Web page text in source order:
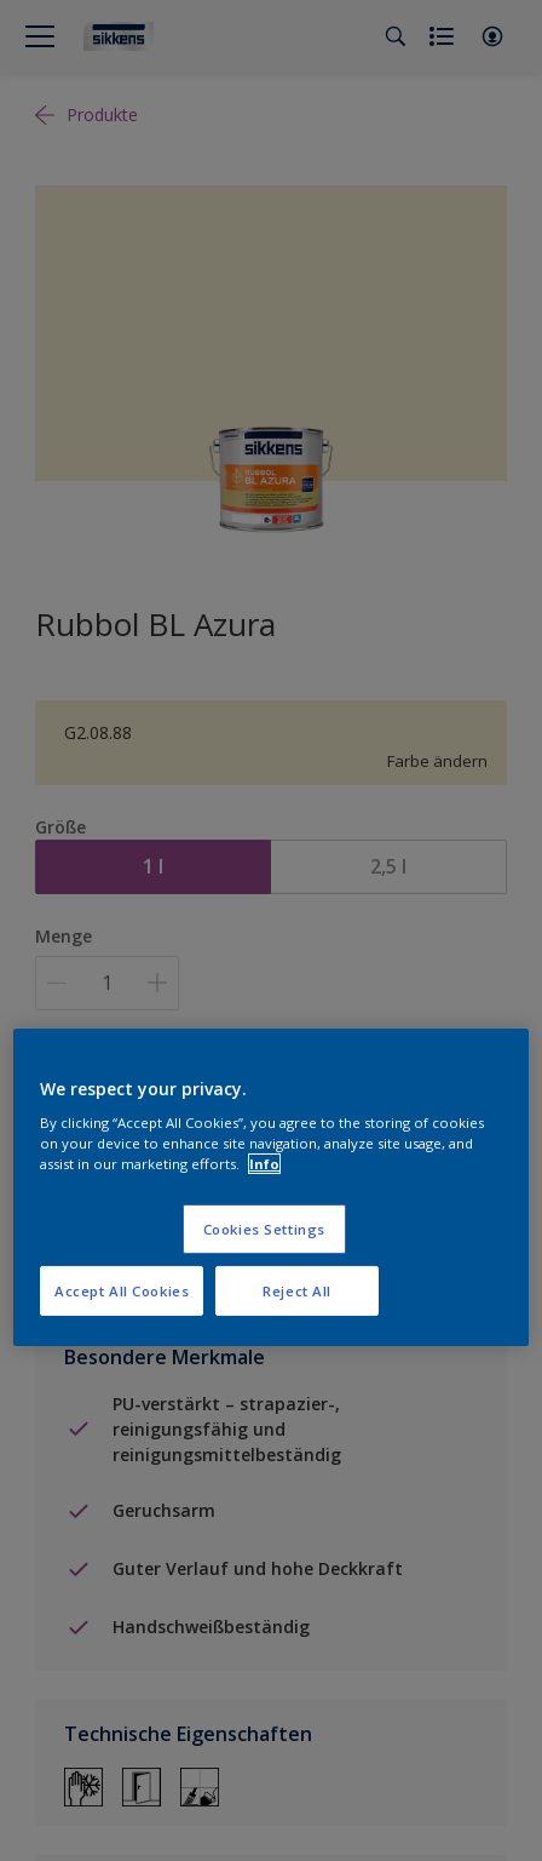
Produkte
Rubbol BL Azura
G2.08.88
Farbe ändern
Größe
1 l 2,5 l
Menge
Einen Händler finden
Zu Projekt hinzufügen
Besondere Merkmale
PU-verstärkt – strapazier-,
reinigungsfähig und
reinigungsmittelbeständig
Geruchsarm
Guter Verlauf und hohe Deckkraft
Handschweißbeständig
Technische Eigenschaften
We respect your privacy.
By clicking “Accept All Cookies”, you agree to the storing of cookies
on your device to enhance site navigation, analyze site usage, and
assist in our marketing efforts.
Info
Cookies Settings
Reject All
Accept All Cookies